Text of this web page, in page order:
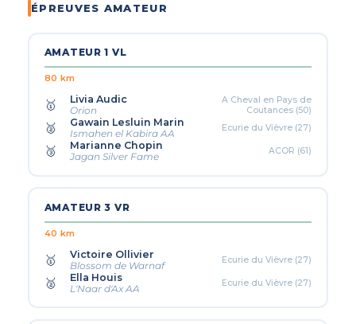
ÉPREUVES AMATEUR
AMATEUR 1 VL
80 km
🥇 Livia Audic
Orion
A Cheval en Pays de
Coutances (50)
🥈 Gawain Lesluin Marin
Ismahen el Kabira AA
Ecurie du Vièvre (27)
🥉 Marianne Chopin
Jagan Silver Fame
ACOR (61)
AMATEUR 3 VR
40 km
🥇 Victoire Ollivier
Blossom de Warnaf
Ecurie du Vièvre (27)
🥈 Ella Houis
L'Naar d'Ax AA
Ecurie du Vièvre (27)